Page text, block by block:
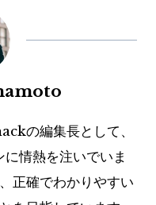
の編集長として、
情熱を注いでいま
正確でわかりやすい